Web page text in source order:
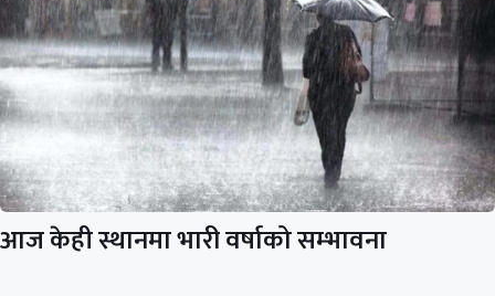
आज केही स्थानमा भारी वर्षाको सम्भावना